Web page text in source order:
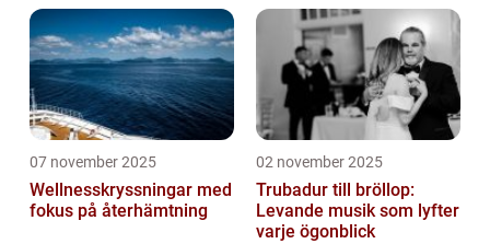
07 november 2025
Wellnesskryssningar med
fokus på återhämtning
02 november 2025
Trubadur till bröllop:
Levande musik som lyfter
varje ögonblick